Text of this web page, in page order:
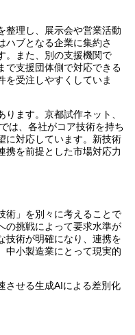
整理し、展示会や営業活動
ハブとなる企業に集約さ
。また、別の支援機関で
で支援団体側で対応できる
を受注しやすくしていま
ます。京都試作ネット、
は、各社がコア技術を持ち
に対応しています。新技術
携を前提とした市場対応力
術」を別々に考えることで
の挑戦によって要求水準が
技術が明確になり、連携を
中小製造業にとって現実的
させる生成AIによる差別化